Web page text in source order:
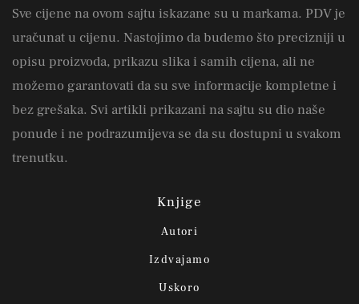
Sve cijene na ovom sajtu iskazane su u markama. PDV je
uračunat u cijenu. Nastojimo da budemo što precizniji u
opisu proizvoda, prikazu slika i samih cijena, ali ne
možemo garantovati da su sve informacije kompletne i
bez grešaka. Svi artikli prikazani na sajtu su dio naše
ponude i ne podrazumijeva se da su dostupni u svakom
trenutku.
Knjige
Autori
Izdvajamo
Uskoro